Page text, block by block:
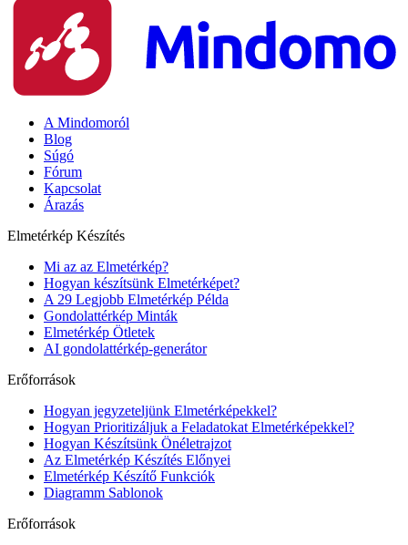
A Mindomoról
Blog
Súgó
Fórum
Kapcsolat
Árazás
Elmetérkép Készítés
Mi az az Elmetérkép?
Hogyan készítsünk Elmetérképet?
A 29 Legjobb Elmetérkép Példa
Gondolattérkép Minták
Elmetérkép Ötletek
AI gondolattérkép-generátor
Erőforrások
Hogyan jegyzeteljünk Elmetérképekkel?
Hogyan Prioritizáljuk a Feladatokat Elmetérképekkel?
Hogyan Készítsünk Önéletrajzot
Az Elmetérkép Készítés Előnyei
Elmetérkép Készítő Funkciók
Diagramm Sablonok
Erőforrások